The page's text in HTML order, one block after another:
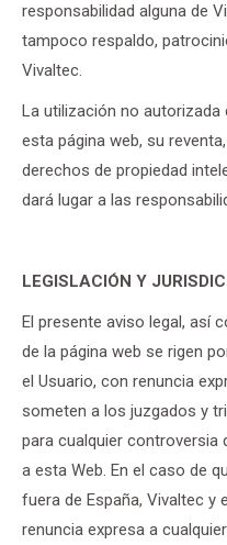
responsabilidad alguna de
tampoco respaldo,
Vivaltec.
La utilización no
esta página web, su
derechos de propiedad
dará lugar a las
LEGISLACIÓN Y
El presente aviso legal, así
de la página web se rigen
el Usuario, con renuncia
someten a los juzgados y
para cualquier controversia
a esta Web. En el caso de
fuera de España, Vivaltec y
renuncia expresa a